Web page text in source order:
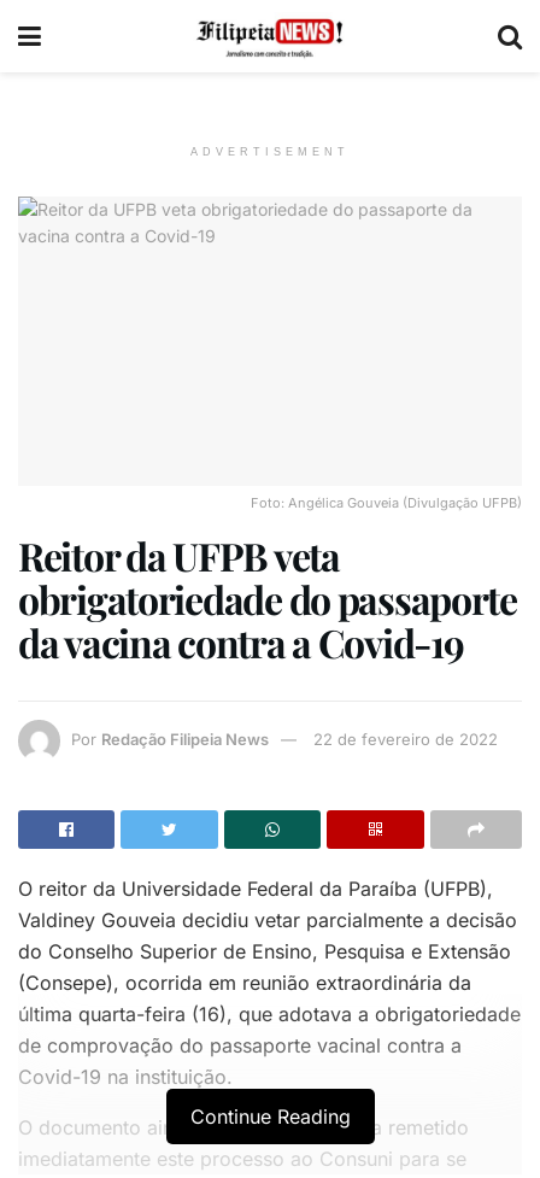
ADVERTISEMENT
Foto: Angélica Gouveia (Divulgação UFPB)
Reitor da UFPB veta
obrigatoriedade do passaporte
da vacina contra a Covid-19
Por Redação Filipeia News 22 de fevereiro de 2022
O reitor da Universidade Federal da Paraíba (UFPB),
Valdiney Gouveia decidiu vetar parcialmente a decisão
do Conselho Superior de Ensino, Pesquisa e Extensão
(Consepe), ocorrida em reunião extraordinária da
última quarta-feira (16), que adotava a obrigatoriedade
de comprovação do passaporte vacinal contra a
Covid-19 na instituição.
O documento ainda determina “que seja remetido
imediatamente este processo ao Consuni para se
Continue Reading